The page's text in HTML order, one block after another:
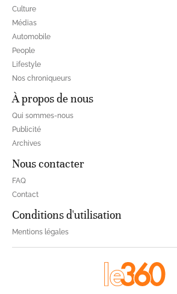
Culture
Médias
Automobile
People
Lifestyle
Nos chroniqueurs
À propos de nous
Qui sommes-nous
Publicité
Archives
Nous contacter
FAQ
Contact
Conditions d'utilisation
Mentions légales